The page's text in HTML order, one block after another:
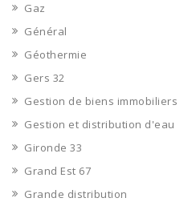
Gaz
Général
Géothermie
Gers 32
Gestion de biens immobiliers
Gestion et distribution d'eau
Gironde 33
Grand Est 67
Grande distribution